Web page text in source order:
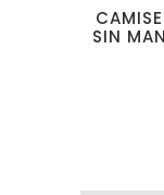
SIN